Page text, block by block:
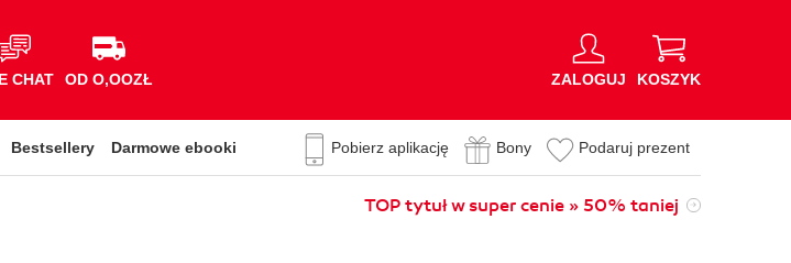
CHAT OD O,OOZŁ ZALOGUJ KOSZYK
Bestsellery Darmowe ebooki Pobierz aplikację Bony Podaruj prezent
TOP tytuł w super cenie » 50% taniej